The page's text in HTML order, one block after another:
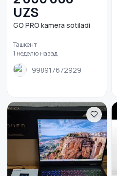
UZS
GO PRO kamera sotiladi
Ташкент
1 неделю назад
998917672929